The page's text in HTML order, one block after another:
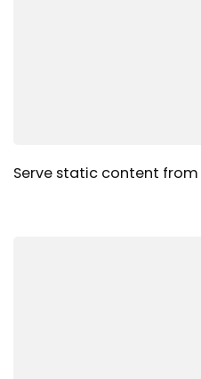
Serve static content